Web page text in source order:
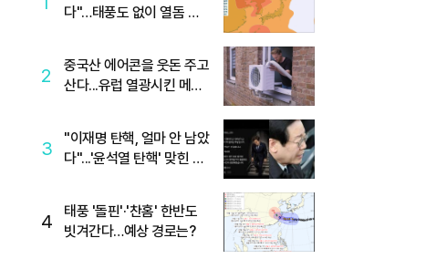
다"…태풍도 없이 열돔 박
2
중국산 에어콘을 웃돈 주고
산다...유럽 열광시킨 메이
3
"이재명 탄핵, 얼마 안 남았
다"...'윤석열 탄핵' 맞힌 무
4
태풍 '돌핀'·'찬홈' 한반도
빗겨간다…예상 경로는?